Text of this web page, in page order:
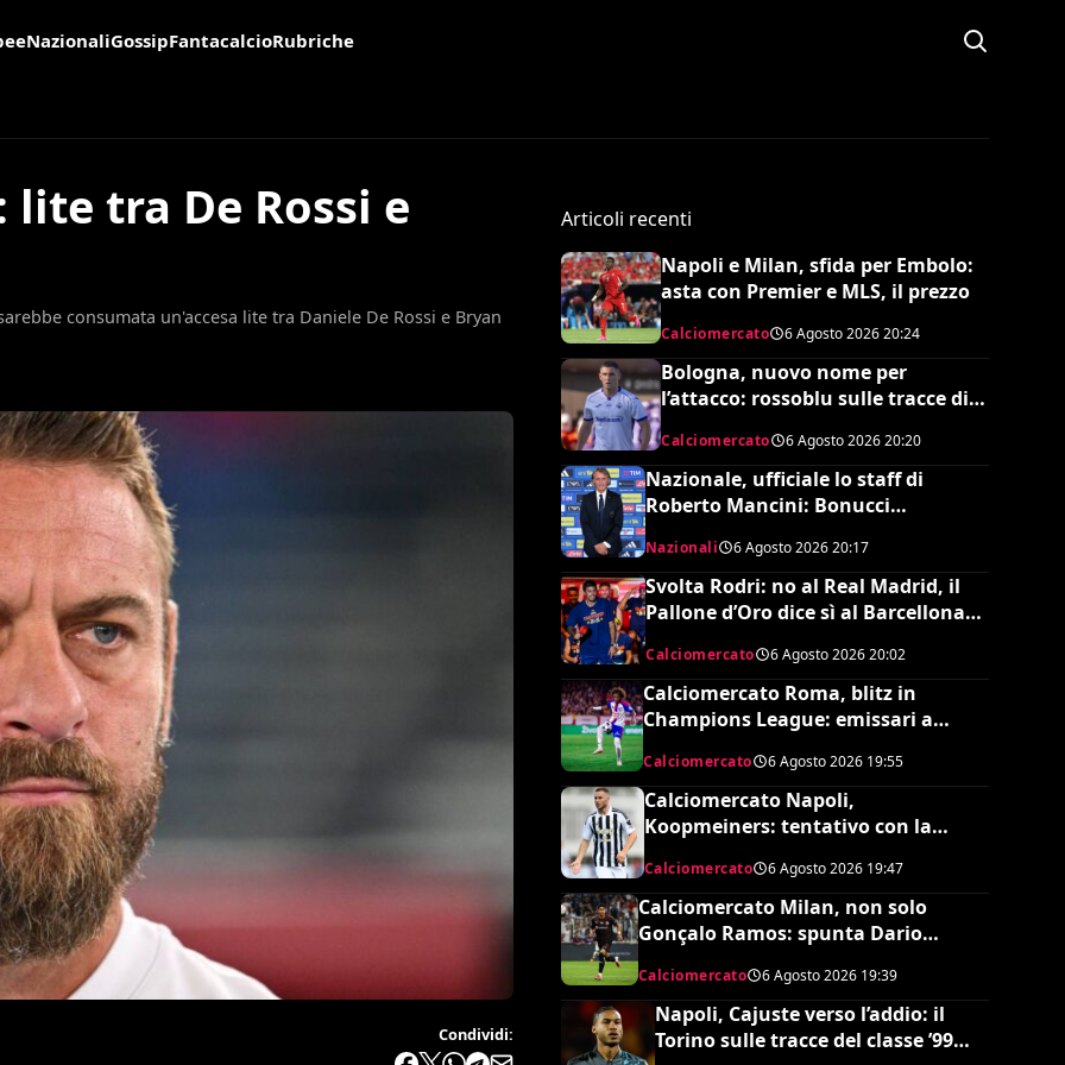
NazionaliGossipFantacalcioRubriche
tra De Rossi e
consumata un'accesa lite tra Daniele De Rossi e Bryan
Condividi:
Articoli recenti
Napoli e Milan, sfida per Embolo:
asta con Premier e MLS, il prezzo
Calciomercato 6 Agosto 202620:24
Bologna, nuovo nome per
l’attacco: rossoblu sulle tracce di
Calciomercato 6 Agosto 2026 20:20
Nazionale, ufficiale lo staff di
Roberto Mancini: Bonucci
collaboratore, Bollini vice
Nazionali 6 Agosto 2026 20:17
Svolta Rodri: no al Real Madrid, il
Pallone d’Oro dice sì al Barcellona
Calciomercato 6 Agosto 2026 20:02
Calciomercato Roma, blitz in
Champions League: emissari a
Calciomercato 6 Agosto 2026 19:55
Calciomercato Napoli,
Koopmeiners: tentativo con la
Juventus, la cifra per chiudere
Calciomercato 6 Agosto 2026 19:47
Calciomercato Milan, non solo
Gonçalo Ramos: spunta Dario
Osorio per l’attacco di Amorim
Calciomercato 6 Agosto 2026 19:39
Napoli, Cajuste verso l’addio: il
Torino sulle tracce del classe ’99